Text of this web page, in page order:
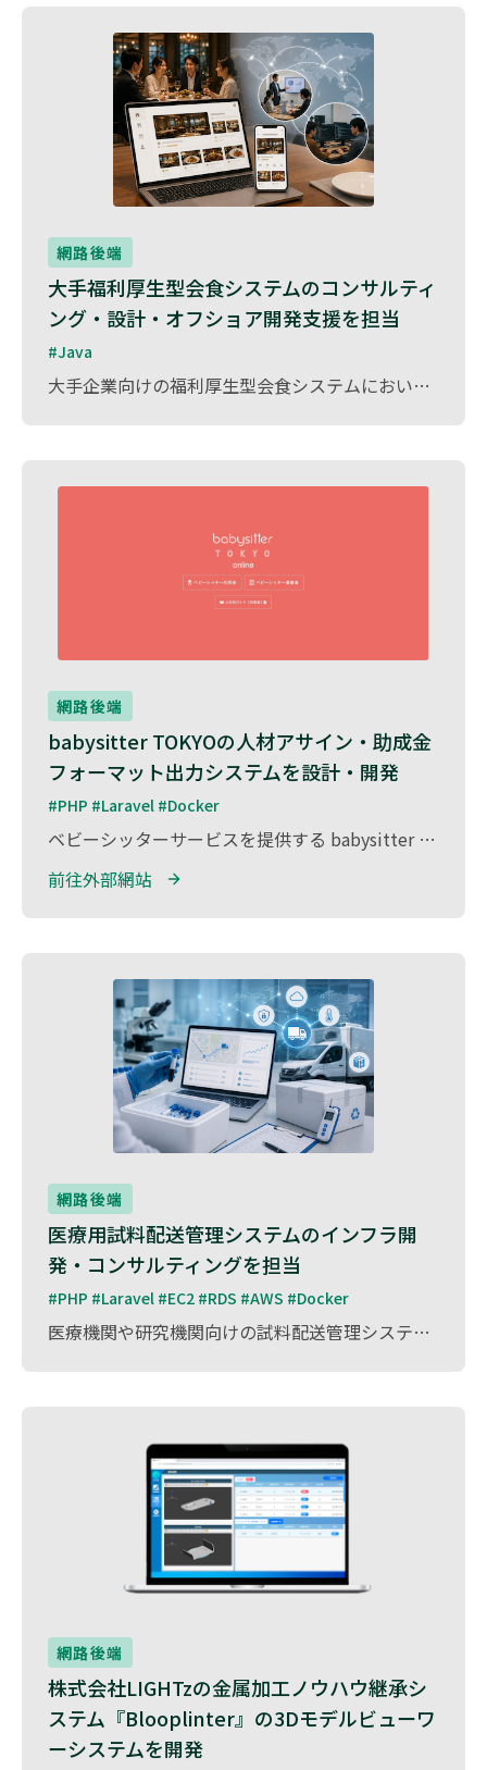
網路後端
大手福利厚生型会食システムのコンサルティ
ング・設計・オフショア開発支援を担当
#Java
大手企業向けの福利厚生型会食システムにおいて、コンサルティング・設計・オフショア開発支援 を担当しました。 本サービスは、従業員が 提携レストランでの会食を手軽に予約・利用できる仕組み を提供し、企業の福利厚生の一環として活用されています。 プロジェクトでは、ベトナムのオフショア開発チームとのブリッジ業務 を担い、要件定義・設計の最適化・開発プロセスの効率化を支援。 また、システムの品質向上とスムーズな開発推進のため、オフショアチームとの円滑なコミュニケーションを実現しました。
網路後端
babysitter TOKYOの人材アサイン・助成金
フォーマット出力システムを設計・開発
#PHP #Laravel #Docker
ベビーシッターサービスを提供する babysitter TOKYO の事業者・利用者向け 人材アサインおよび助成金フォーマット出力システム の設計・開発を担当しました。 本システムでは、最適なシッターのマッチング を実現するための管理機能を強化し、事業者・利用者双方にとってスムーズな運用が可能となるよう設計。 また、助成金申請に必要なフォーマットを自動生成 できる機能を実装し、業務負担の軽減と運用の効率化を支援しました。 PHP / Laravel を活用し、拡張性の高いシステムを構築。今後の機能追加や運用の最適化にも柔軟に対応できる仕組みを実現しました。
前往外部網站
網路後端
医療用試料配送管理システムのインフラ開
発・コンサルティングを担当
#PHP #Laravel #EC2 #RDS #AWS #Docker
医療機関や研究機関向けの試料配送管理システム のインフラ開発およびコンサルティングを担当しました。 本システムは、医療検体や試料の安全かつ正確な配送を管理 するために設計され、試料のトラッキング・配送ステータスの可視化・温度管理などの機能 を備えています。 また、PHP / Laravel を活用し、セキュアで拡張性の高いシステム基盤を構築 しました。 プロジェクトでは、システム設計の最適化、パフォーマンス改善、インフラの信頼性向上 に注力し、医療現場での業務効率化と精度向上に貢献 しました。
網路後端
株式会社LIGHTzの金属加工ノウハウ継承シ
ステム『Blooplinter』の3Dモデルビューワ
ーシステムを開発